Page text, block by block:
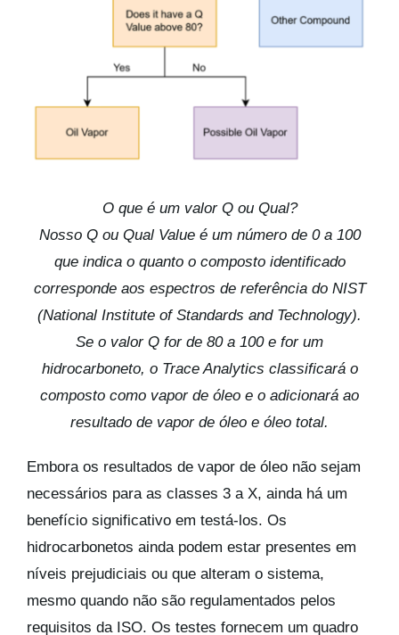
O que é um valor Q ou Qual?
Nosso Q ou Qual Value é um número de 0 a 100
que indica o quanto o composto identificado
corresponde aos espectros de referência do NIST
(National Institute of Standards and Technology).
Se o valor Q for de 80 a 100 e for um
hidrocarboneto, o Trace Analytics classificará o
composto como vapor de óleo e o adicionará ao
resultado de vapor de óleo e óleo total.
Embora os resultados de vapor de óleo não sejam
necessários para as classes 3 a X, ainda há um
benefício significativo em testá-los. Os
hidrocarbonetos ainda podem estar presentes em
níveis prejudiciais ou que alteram o sistema,
mesmo quando não são regulamentados pelos
requisitos da ISO. Os testes fornecem um quadro